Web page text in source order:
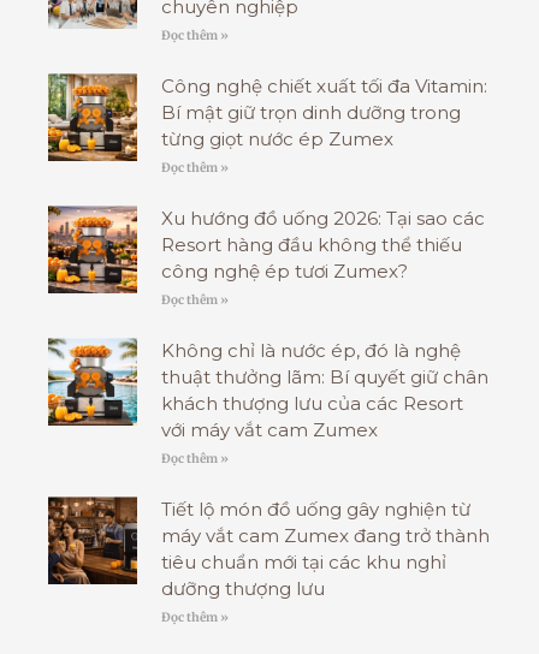
chuyên nghiệp
Đọc thêm »
Công nghệ chiết xuất tối đa Vitamin:
Bí mật giữ trọn dinh dưỡng trong
từng giọt nước ép Zumex
Đọc thêm »
Xu hướng đồ uống 2026: Tại sao các
Resort hàng đầu không thể thiếu
công nghệ ép tươi Zumex?
Đọc thêm »
Không chỉ là nước ép, đó là nghệ
thuật thưởng lãm: Bí quyết giữ chân
khách thượng lưu của các Resort
với máy vắt cam Zumex
Đọc thêm »
Tiết lộ món đồ uống gây nghiện từ
máy vắt cam Zumex đang trở thành
tiêu chuẩn mới tại các khu nghỉ
dưỡng thượng lưu
Đọc thêm »